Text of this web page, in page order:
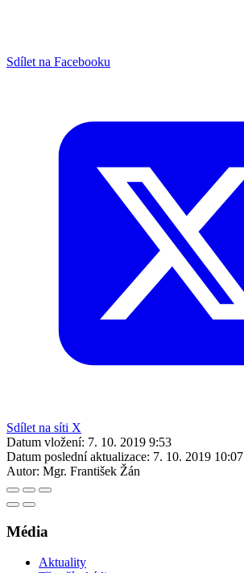
Sdílet na Facebooku
Sdílet na síti X
Datum vložení: 7. 10. 2019 9:53
Datum poslední aktualizace: 7. 10. 2019 10:07
Autor: Mgr. František Žán
Média
Aktuality